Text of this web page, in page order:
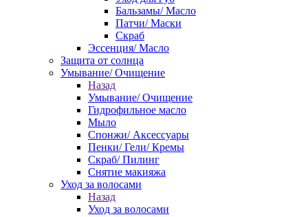
Бальзамы/ Масло
Патчи/ Маски
Скраб
Эссенция/ Масло
Защита от солнца
Умывание/ Очищение
Назад
Умывание/ Очищение
Гидрофильное масло
Мыло
Спонжи/ Аксессуары
Пенки/ Гели/ Кремы
Скраб/ Пилинг
Снятие макияжа
Уход за волосами
Назад
Уход за волосами